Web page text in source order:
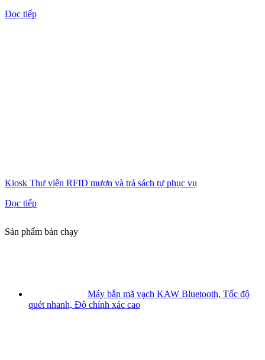
Đọc tiếp
Kiosk Thư viện RFID mượn và trả sách tự phục vụ
Đọc tiếp
Sản phẩm bán chạy
Máy bắn mã vạch KAW Bluetooth, Tốc độ
quét nhanh, Độ chính xác cao